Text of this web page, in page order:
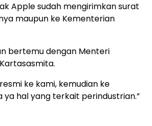
Apple sudah mengirimkan surat
maupun ke Kementerian
bertemu dengan Menteri
ke kami, kemudian ke
hal yang terkait perindustrian.”